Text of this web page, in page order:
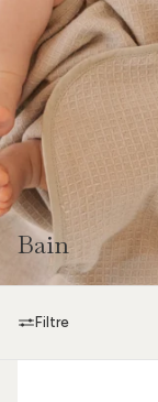
Bain
Filtre